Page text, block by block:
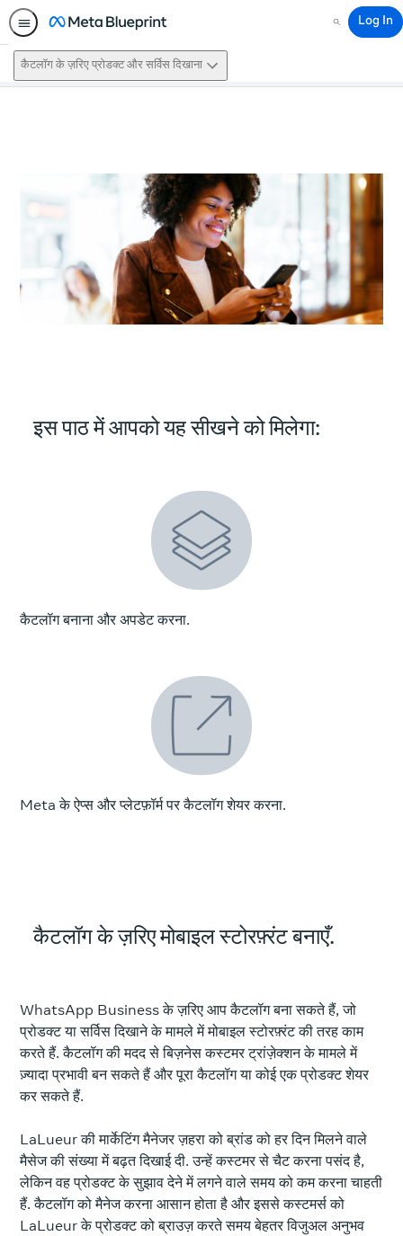
Search
Log In
कैटलॉग के ज़रिए प्रोडक्ट और सर्विस दिखाना
इस पाठ में आपको यह सीखने को मिलेगा:
कैटलॉग बनाना और अपडेट करना.
Meta के ऐप्स और प्लेटफ़ॉर्म पर कैटलॉग शेयर करना.
कैटलॉग के ज़रिए मोबाइल स्टोरफ़्रंट बनाएँ.
WhatsApp Business के ज़रिए आप कैटलॉग बना सकते हैं, जो
प्रोडक्ट या सर्विस दिखाने के मामले में मोबाइल स्टोरफ़्रंट की तरह काम
करते हैं. कैटलॉग की मदद से बिज़नेस कस्टमर ट्रांज़ेक्शन के मामले में
ज़्यादा प्रभावी बन सकते हैं और पूरा कैटलॉग या कोई एक प्रोडक्ट शेयर
कर सकते हैं.
LaLueur की मार्केटिंग मैनेजर ज़हरा को ब्रांड को हर दिन मिलने वाले
मैसेज की संख्या में बढ़त दिखाई दी. उन्हें कस्टमर से चैट करना पसंद है,
लेकिन वह प्रोडक्ट के सुझाव देने में लगने वाले समय को कम करना चाहती
हैं. कैटलॉग को मैनेज करना आसान होता है और इससे कस्टमर्स को
LaLueur के प्रोडक्ट को ब्राउज़ करते समय बेहतर विजुअल अनुभव